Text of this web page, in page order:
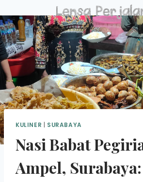
to
content
KULINER | SURABAYA
Nasi Babat
Ampel,